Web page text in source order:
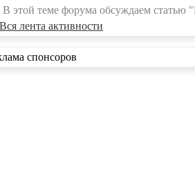
В этой теме форума обсуждаем статью
Вся лента активности
спонсоров